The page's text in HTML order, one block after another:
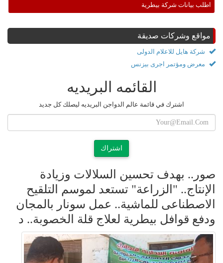
اطلب بيانات شركة بيطرية
مواقع وشركات صديقة
شركة هايل للاعلام الدولى
معرض ومؤتمر اجرى بيزنس
القائمه البريديه
اشترك في قائمة عالم الدواجن البريديه ليصلك كل جديد
اشتراك
صور.. بهدف تحسين السلالات وزيادة
الإنتاج.. "الزراعة" تستعد لموسم التلقيح
الاصطناعى للماشية.. عمل سونار بالمجان
ودفع قوافل بيطرية لعلاج قلة الخصوبة.. د